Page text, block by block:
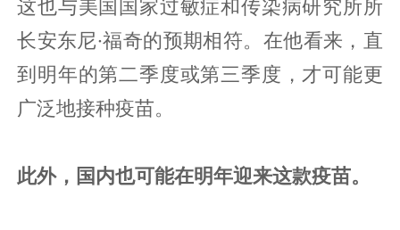
这也与美国国家过敏症和传染病研究所所
长安东尼·福奇的预期相符。在他看来，直
到明年的第二季度或第三季度，才可能更
广泛地接种疫苗。
此外，国内也可能在明年迎来这款疫苗。